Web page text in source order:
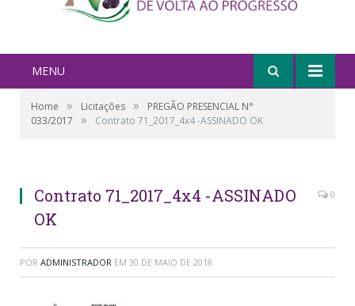
MENU
Home » Licitações »
PREGÃO PRESENCIAL N°
033/2017
» Contrato 71_2017_4x4 -ASSINADO OK
Contrato 71_2017_4x4 -ASSINADO
OK
0
POR ADMINISTRADOR EM 30 DE MAIO DE 2018